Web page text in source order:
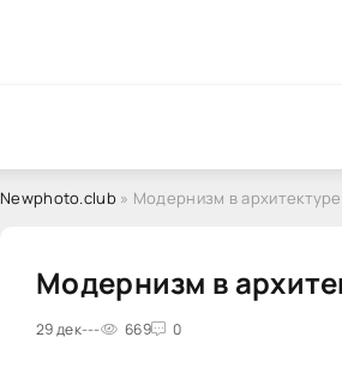
Newphoto.club» Модернизм в
Модернизм в
29 дек--- 669 0